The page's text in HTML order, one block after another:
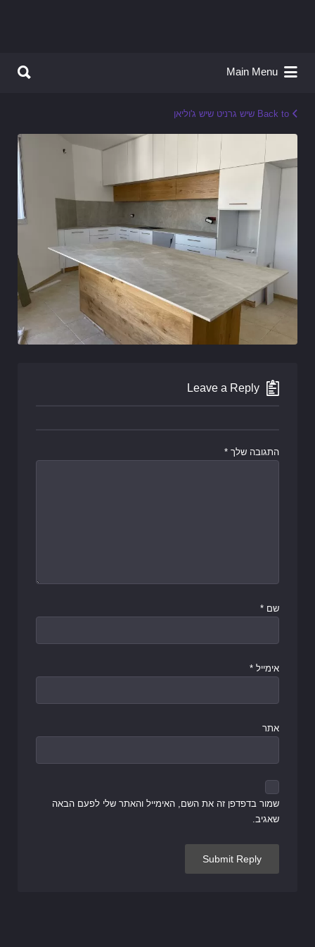
Main Menu
Back to שיש גרניט שיש ג'וליאן
Leave a Reply
התגובה שלך *
שם *
אימייל *
אתר
שמור בדפדפן זה את השם, האימייל והאתר שלי לפעם הבאה
שאגיב.